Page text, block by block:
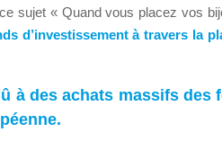
sujet « Quand vous placez vos
d’investissement à travers la
à des achats massifs